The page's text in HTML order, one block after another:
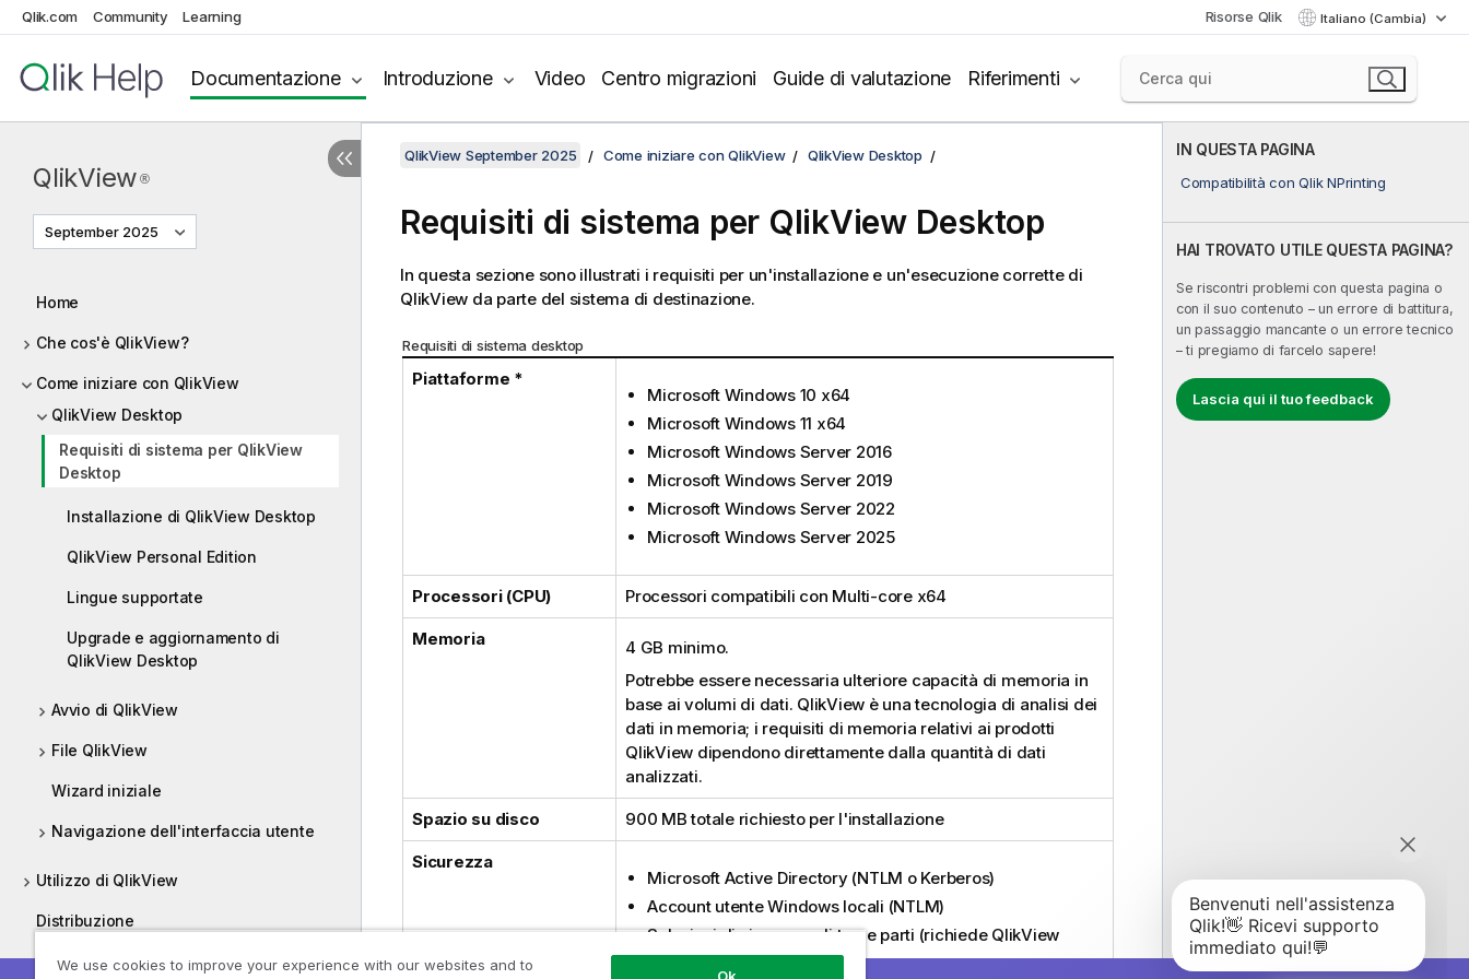
Qlik.com Community Learning Risorse Qlik Italiano (Cambia)
Documentazione Introduzione Video Centro migrazioni Guide di valutazione Riferimenti
QlikView ®
September 2025
Home
Che cos'è QlikView?
Come iniziare con QlikView
QlikView Desktop
Requisiti di sistema per QlikView
Desktop
Installazione di QlikView Desktop
QlikView Personal Edition
Lingue supportate
Upgrade e aggiornamento di
QlikView Desktop
Avvio di QlikView
File QlikView
Wizard iniziale
Navigazione dell'interfaccia utente
Utilizzo di QlikView
Distribuzione
Amministrazione
IN QUESTA PAGINA
Compatibilità con Qlik NPrinting
HAI TROVATO UTILE QUESTA PAGINA?
Se riscontri problemi con questa pagina o
con il suo contenuto – un errore di battitura,
un passaggio mancante o un errore tecnico
– ti pregiamo di farcelo sapere!
Lascia qui il tuo feedback
QlikView September 2025 Come iniziare con QlikView QlikView Desktop
Requisiti di sistema per QlikView Desktop
In questa sezione sono illustrati i requisiti per un'installazione e un'esecuzione corrette di
QlikView da parte del sistema di destinazione.
Requisiti di sistema desktop
Piattaforme *
Microsoft Windows 10 x64
Microsoft Windows 11 x64
Microsoft Windows Server 2016
Microsoft Windows Server 2019
Microsoft Windows Server 2022
Microsoft Windows Server 2025
Processori (CPU) Processori compatibili con Multi-core x64
Memoria
4 GB minimo.
Potrebbe essere necessaria ulteriore capacità di memoria in
base ai volumi di dati. QlikView è una tecnologia di analisi dei
dati in memoria; i requisiti di memoria relativi ai prodotti
QlikView dipendono direttamente dalla quantità di dati
analizzati.
Spazio su disco 900 MB totale richiesto per l'installazione
Sicurezza
Microsoft Active Directory(NTLM o Kerberos)
Account utenteWindowslocali (NTLM)
Soluzioni di sicurezza di terze parti (richiede QlikView
ServerEnterprise Edition)
We use cookies to improve your experience with our websites and to